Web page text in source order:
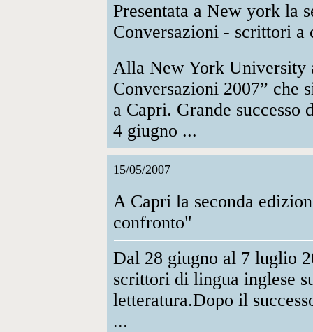
Presentata a New york la
Conversazioni - scrittori a
Alla New York University
Conversazioni 2007” che
a Capri. Grande successo
4 giugno ...
15/05/2007
A Capri la seconda
confronto"
Dal 28 giugno al 7 luglio
scrittori di lingua inglese
letteratura.Dopo il
...